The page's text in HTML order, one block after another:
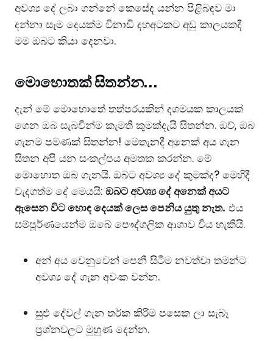
අවශ්‍ය දේ ලබා ගන්නේ කෙසේද යන්න පිළිබඳව මා
දන්නා සෑම දෙයක්ම විනාඩි දහඅටකට අඩු කාලයකදී
මම ඔබට කියා දෙනවා.
​මොහොතක් සිතන්න…
​දැන් මේ මොහොතේ තත්පරයකින් දශමයක කාලයක්
ගෙන ඔබ සැබවින්ම කැමති කුමක්දැයි සිතන්න. ඔව්, ඔබ
ගැනම පමණක් සිතන්න! මෙතැනදී අනෙක් අය ගැන
සිතන අපි යන සංකල්පය අමතක කරන්න. මේ
මොහොත ඔබ ගැනයි. ​ඔබට අවශ්‍ය දේ කුමක්ද? මෙහිදී
වැදගත්ම දේ මෙයයි: ඔබට අවශ්‍ය දේ අනෙක් අයට
ඇසෙන විට හොඳ දෙයක් ලෙස පෙනිය යුතු නැත. එය
සම්පූර්ණයෙන්ම ඔබේ පෞද්ගලික ආශාව විය හැකියි.
​අන් අය වෙනුවෙන් පෙනී සිටීම නවත්වා තමන්ට
අවශ්‍ය දේ ගැන අවංක වන්න.
​සුළු දේවල් ගැන තර්ක කිරීම පසෙක ලා සැබෑ
ප්‍රශ්නවලට මුහුණ දෙන්න.